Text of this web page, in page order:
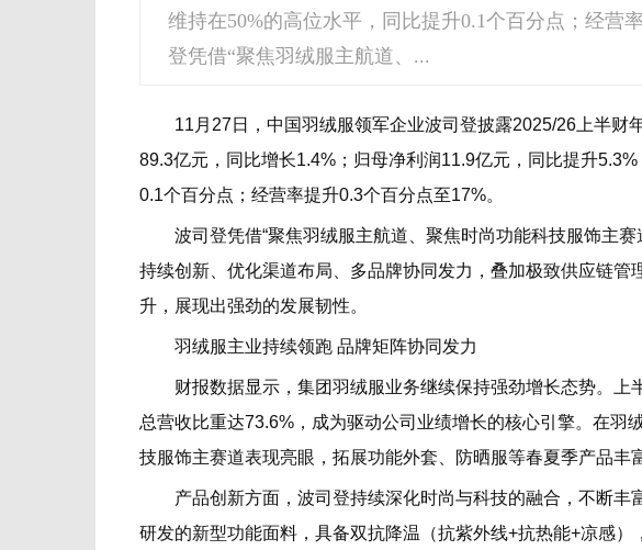
维持在50%的高位水平，同比提升0.1个百分点；经
登凭借“聚焦羽绒服主航道、...
11月27日，中国羽绒服领军企业波司登披露2025/26上半财
89.3亿元，同比增长1.4%；归母净利润11.9亿元，同比提升
0.1个百分点；经营率提升0.3个百分点至17%。
波司登凭借“聚焦羽绒服主航道、聚焦时尚功能科技服饰主赛
持续创新、优化渠道布局、多品牌协同发力，叠加极致供应链管
升，展现出强劲的发展韧性。
羽绒服主业持续领跑 品牌矩阵协同发力
财报数据显示，集团羽绒服业务继续保持强劲增长态势。上
总营收比重达73.6%，成为驱动公司业绩增长的核心引擎。在羽
技服饰主赛道表现亮眼，拓展功能外套、防晒服等春夏季产品丰
产品创新方面，波司登持续深化时尚与科技的融合，不断丰
研发的新型功能面料，具备双抗降温（抗紫外线+抗热能+凉感